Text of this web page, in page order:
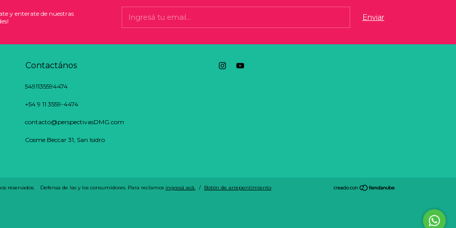
y enterate de nuestras
Contactános
5491135594474
+54 9 11 3559-4474
contacto@perspectivasDMG.com
Cosme Beccar 31, San Isidro
reservados. Defensa de las y los consumidores. Para reclamos ingresá acá. / Botón de arrepentimiento